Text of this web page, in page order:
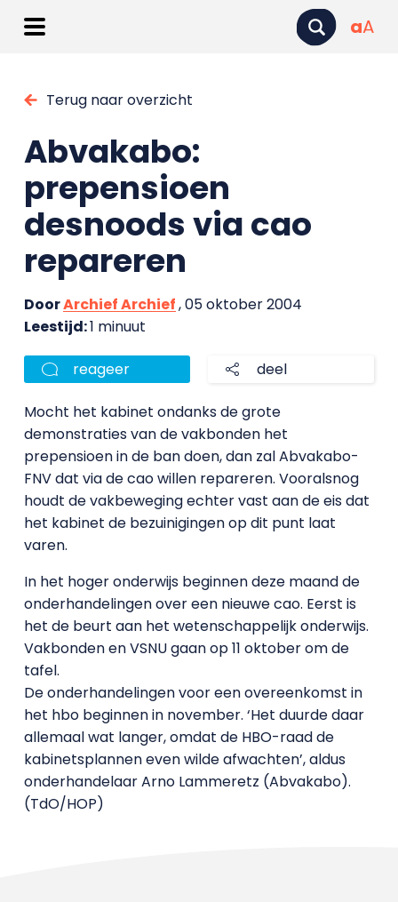
aA
Terug naar overzicht
Abvakabo:
prepensioen
desnoods via cao
repareren
DoorArchief Archief, 05 oktober 2004
Leestijd:1 minuut
reageer deel
Mocht het kabinet ondanks de grote
demonstraties van de vakbonden het
prepensioen in de ban doen, dan zal Abvakabo-
FNV dat via de cao willen repareren. Vooralsnog
houdt de vakbeweging echter vast aan de eis dat
het kabinet de bezuinigingen op dit punt laat
varen.
In het hoger onderwijs beginnen deze maand de
onderhandelingen over een nieuwe cao. Eerst is
het de beurt aan het wetenschappelijk onderwijs.
Vakbonden en VSNU gaan op 11 oktober om de
tafel.
De onderhandelingen voor een overeenkomst in
het hbo beginnen in november. ‘Het duurde daar
allemaal wat langer, omdat de HBO-raad de
kabinetsplannen even wilde afwachten’, aldus
onderhandelaar Arno Lammeretz (Abvakabo).
(TdO/HOP)